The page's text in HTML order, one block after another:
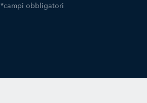
*campi obbligatori